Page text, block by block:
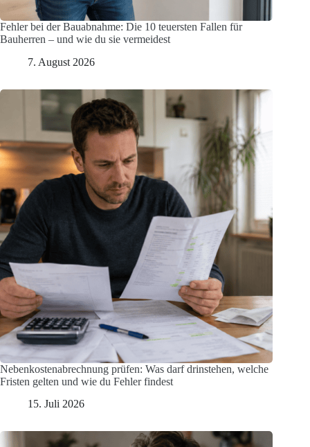
Fehler bei der Bauabnahme: Die 10 teuersten Fallen für
Bauherren – und wie du sie vermeidest
7. August 2026
Nebenkostenabrechnung prüfen: Was darf drinstehen, welche
Fristen gelten und wie du Fehler findest
15. Juli 2026